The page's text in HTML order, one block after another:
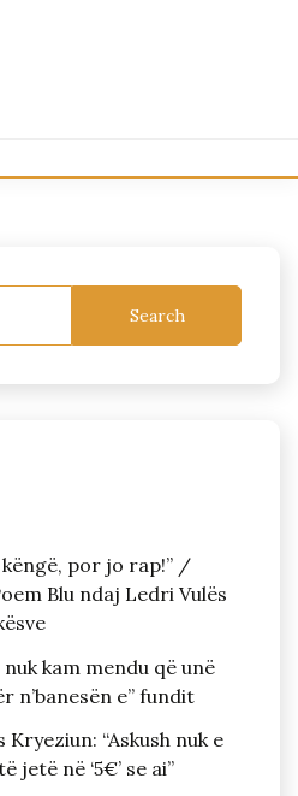
Search
këngë, por jo rap!” /
Blu ndaj Ledri Vulës
kam mendu që unë
n’banesën e” fundit
“Askush nuk e
jetë në ‘5€’ se ai”